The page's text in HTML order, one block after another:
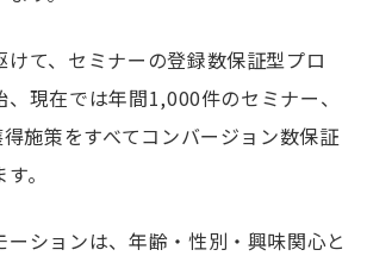
けて、セミナーの登録数保証型プロ
現在では年間1,000件のセミナー、
施策をすべてコンバージョン数保証
。
ーションは、年齢・性別・興味関心と